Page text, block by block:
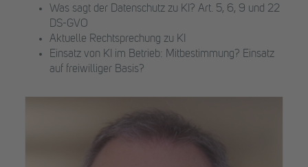
Was sagt der Datenschutz zu KI? Art. 5, 6, 9 und 22
DS-GVO
Aktuelle Rechtsprechung zu KI
Einsatz von KI im Betrieb: Mitbestimmung? Einsatz
auf freiwilliger Basis?